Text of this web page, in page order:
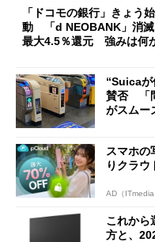
「ドコモの銀行」きょう始
動 「d NEOBANK」消滅
最大4.5％還元 強みは何
“Suicaが
賛否 「
がスムー
スマホの
りクラウ
AD（ITmedia
これから
方と、